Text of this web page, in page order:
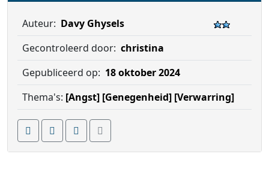
Auteur: Davy Ghysels
Gecontroleerd door: christina
Gepubliceerd op: 18 oktober 2024
Thema's: [Angst] [Genegenheid] [Verwarring]